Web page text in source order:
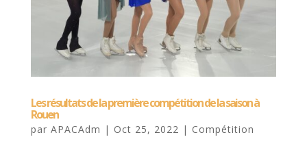
Les résultats de la première compétition de la saison à
Rouen
par APACAdm | Oct 25, 2022 | Compétition